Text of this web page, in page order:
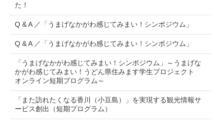
た！
Q & A ／「うまげなかがわ感じてみまい！シンポジウム」
Q & A ／「うまげなかがわ感じてみまい！シンポジウム」
「うまげなかがわ感じてみまい！シンポジウム」～うまげな
かがわ感じてみまい！うどん県住みます学生プロジェクト
オンライン短期プログラム～
「また訪れたくなる香川（小豆島）」を実現する観光情報サ
ービス創出（短期プログラム）